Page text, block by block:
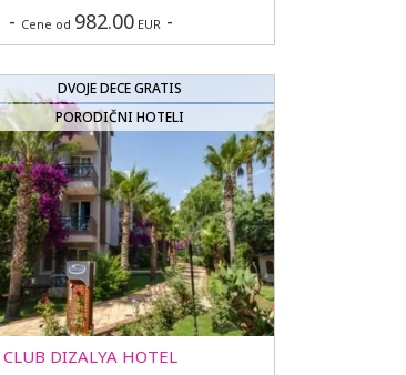
- Cene od 982.00EUR-
DVOJE DECE GRATIS
PORODIČNI HOTELI
CLUB DIZALYA HOTEL